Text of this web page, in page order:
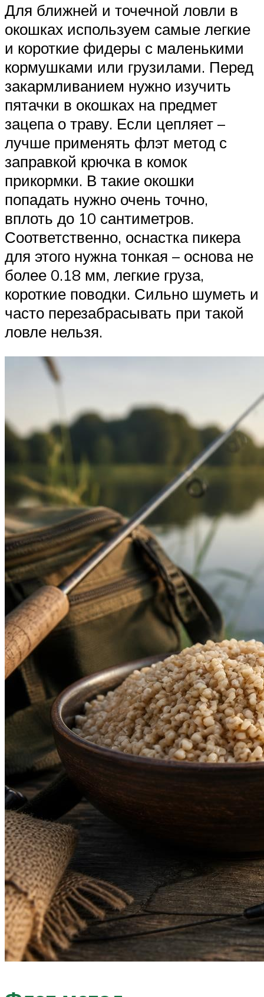
Для ближней и точечной ловли в
окошках используем самые легкие
и короткие фидеры с маленькими
кормушками или грузилами. Перед
закармливанием нужно изучить
пятачки в окошках на предмет
зацепа о траву. Если цепляет –
лучше применять флэт метод с
заправкой крючка в комок
прикормки. В такие окошки
попадать нужно очень точно,
вплоть до 10 сантиметров.
Соответственно, оснастка пикера
для этого нужна тонкая – основа не
более 0.18 мм, легкие груза,
короткие поводки. Сильно шуметь и
часто перезабрасывать при такой
ловле нельзя.